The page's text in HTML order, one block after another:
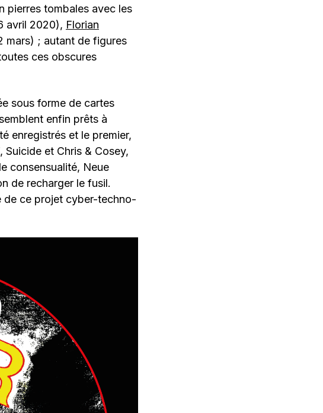
pierres tombales avec les
avril 2020), Florian
mars) ; autant de figures
ces obscures
sous forme de cartes
enfin prêts à
enregistrés et le premier,
et Chris & Cosey,
consensualité, Neue
de recharger le fusil.
de ce projet cyber-techno-